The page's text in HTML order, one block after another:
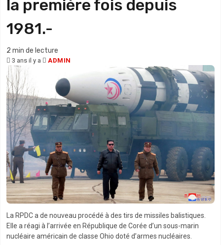
la première fois depuis
1981.-
2 min de lecture
3 ans il y a ADMIN
La RPDC a de nouveau procédé à des tirs de missiles balistiques.
Elle a réagi à l’arrivée en République de Corée d’un sous-marin
nucléaire américain de classe Ohio doté d’armes nucléaires.